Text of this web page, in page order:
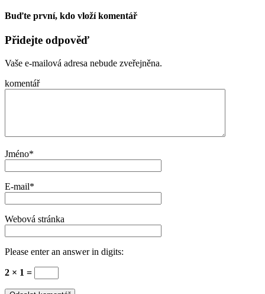
Buďte první, kdo vloží komentář
Přidejte odpověď
Vaše e-mailová adresa nebude zveřejněna.
komentář
Jméno*
E-mail*
Webová stránka
Please enter an answer in digits:
2 × 1 =